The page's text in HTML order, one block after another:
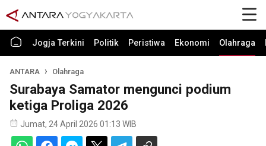
Jogja Terkini Politik Peristiwa Ekonomi Olahraga
ANTARA Olahraga
Surabaya Samator mengunci podium
ketiga Proliga 2026
Jumat, 24 April 2026 01:13 WIB